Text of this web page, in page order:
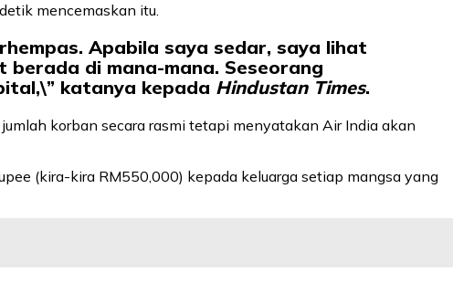
mencemaskan itu.
Apabila saya sedar, saya lihat
di mana-mana. Seseorang
katanya kepada Hindustan Times.
korban secara rasmi tetapi menyatakan Air India akan
(kira-kira RM550,000) kepada keluarga setiap mangsa yang